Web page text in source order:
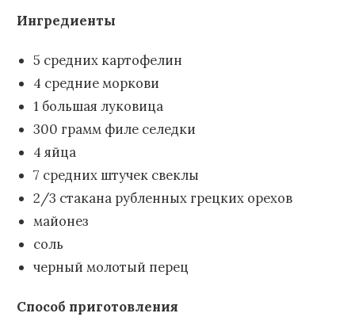
Ингредиенты
5 средних картофелин
4 средние моркови
1 большая луковица
300 грамм филе селедки
4 яйца
7 средних штучек свеклы
2/3 стакана рубленных грецких орехов
майонез
соль
черный молотый перец
Способ приготовления